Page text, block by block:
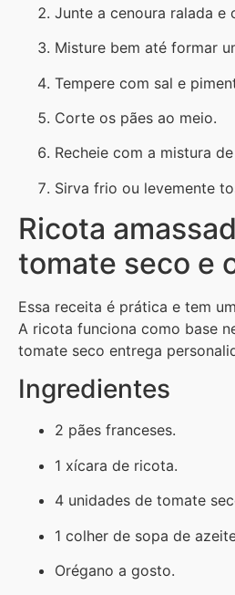
Junte a cenoura ralada e
Misture bem até formar
Tempere com sal e
Corte os pães ao meio.
Recheie com a mistura
Sirva frio ou levemente
Ricota
tomate seco e
Essa receita é prática e tem
A ricota funciona como base
tomate seco entrega
Ingredientes
2 pães franceses.
1 xícara de ricota.
4 unidades de tomate
1 colher de sopa de
Orégano a gosto.